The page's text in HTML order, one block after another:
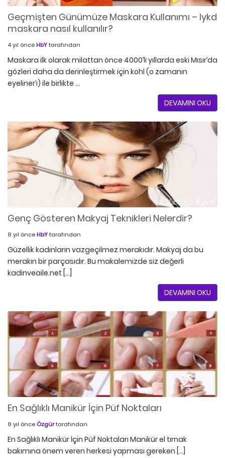
Geçmişten Günümüze Maskara Kullanımı – lykd
maskara nasıl kullanılır?
4 yıl önceHbYtarafından
Maskara ilk olarak milattan önce 4000’li yıllarda eski Mısır’da
gözleri daha da derinleştirmek için kohl (o zamanın
eyeliner’ı) ile birlikte …
DEVAMINI OKU
Genç Gösteren Makyaj Teknikleri Nelerdir?
8 yıl önceHbYtarafından
Güzellik kadınların vazgeçilmez merakıdır. Makyaj da bu
merakın bir parçasıdır. Bu makalemizde siz değerli
kadinveaile.net […]
DEVAMINI OKU
En Sağlıklı Manikür İçin Püf Noktaları
8 yıl önce Özgürtarafından
En Sağlıklı Manikür İçin Püf Noktaları Manikür el tırnak
bakımına önem veren herkesi yapması gereken […]